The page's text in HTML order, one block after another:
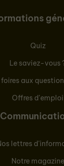
Quiz
Le saviez-vous
foires aux
Offres d'emploi
lettres
Notre magazine